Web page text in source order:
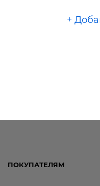
+
ПОКУПАТЕЛЯМ